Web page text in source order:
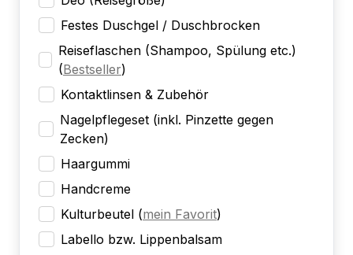
Festes Duschgel / Duschbrocken
Reiseflaschen (Shampoo, Spülung etc.)
(Bestseller)
Kontaktlinsen & Zubehör
Nagelpflegeset (inkl. Pinzette gegen
Zecken)
Haargummi
Handcreme
Kulturbeutel (mein Favorit)
Labello bzw. Lippenbalsam